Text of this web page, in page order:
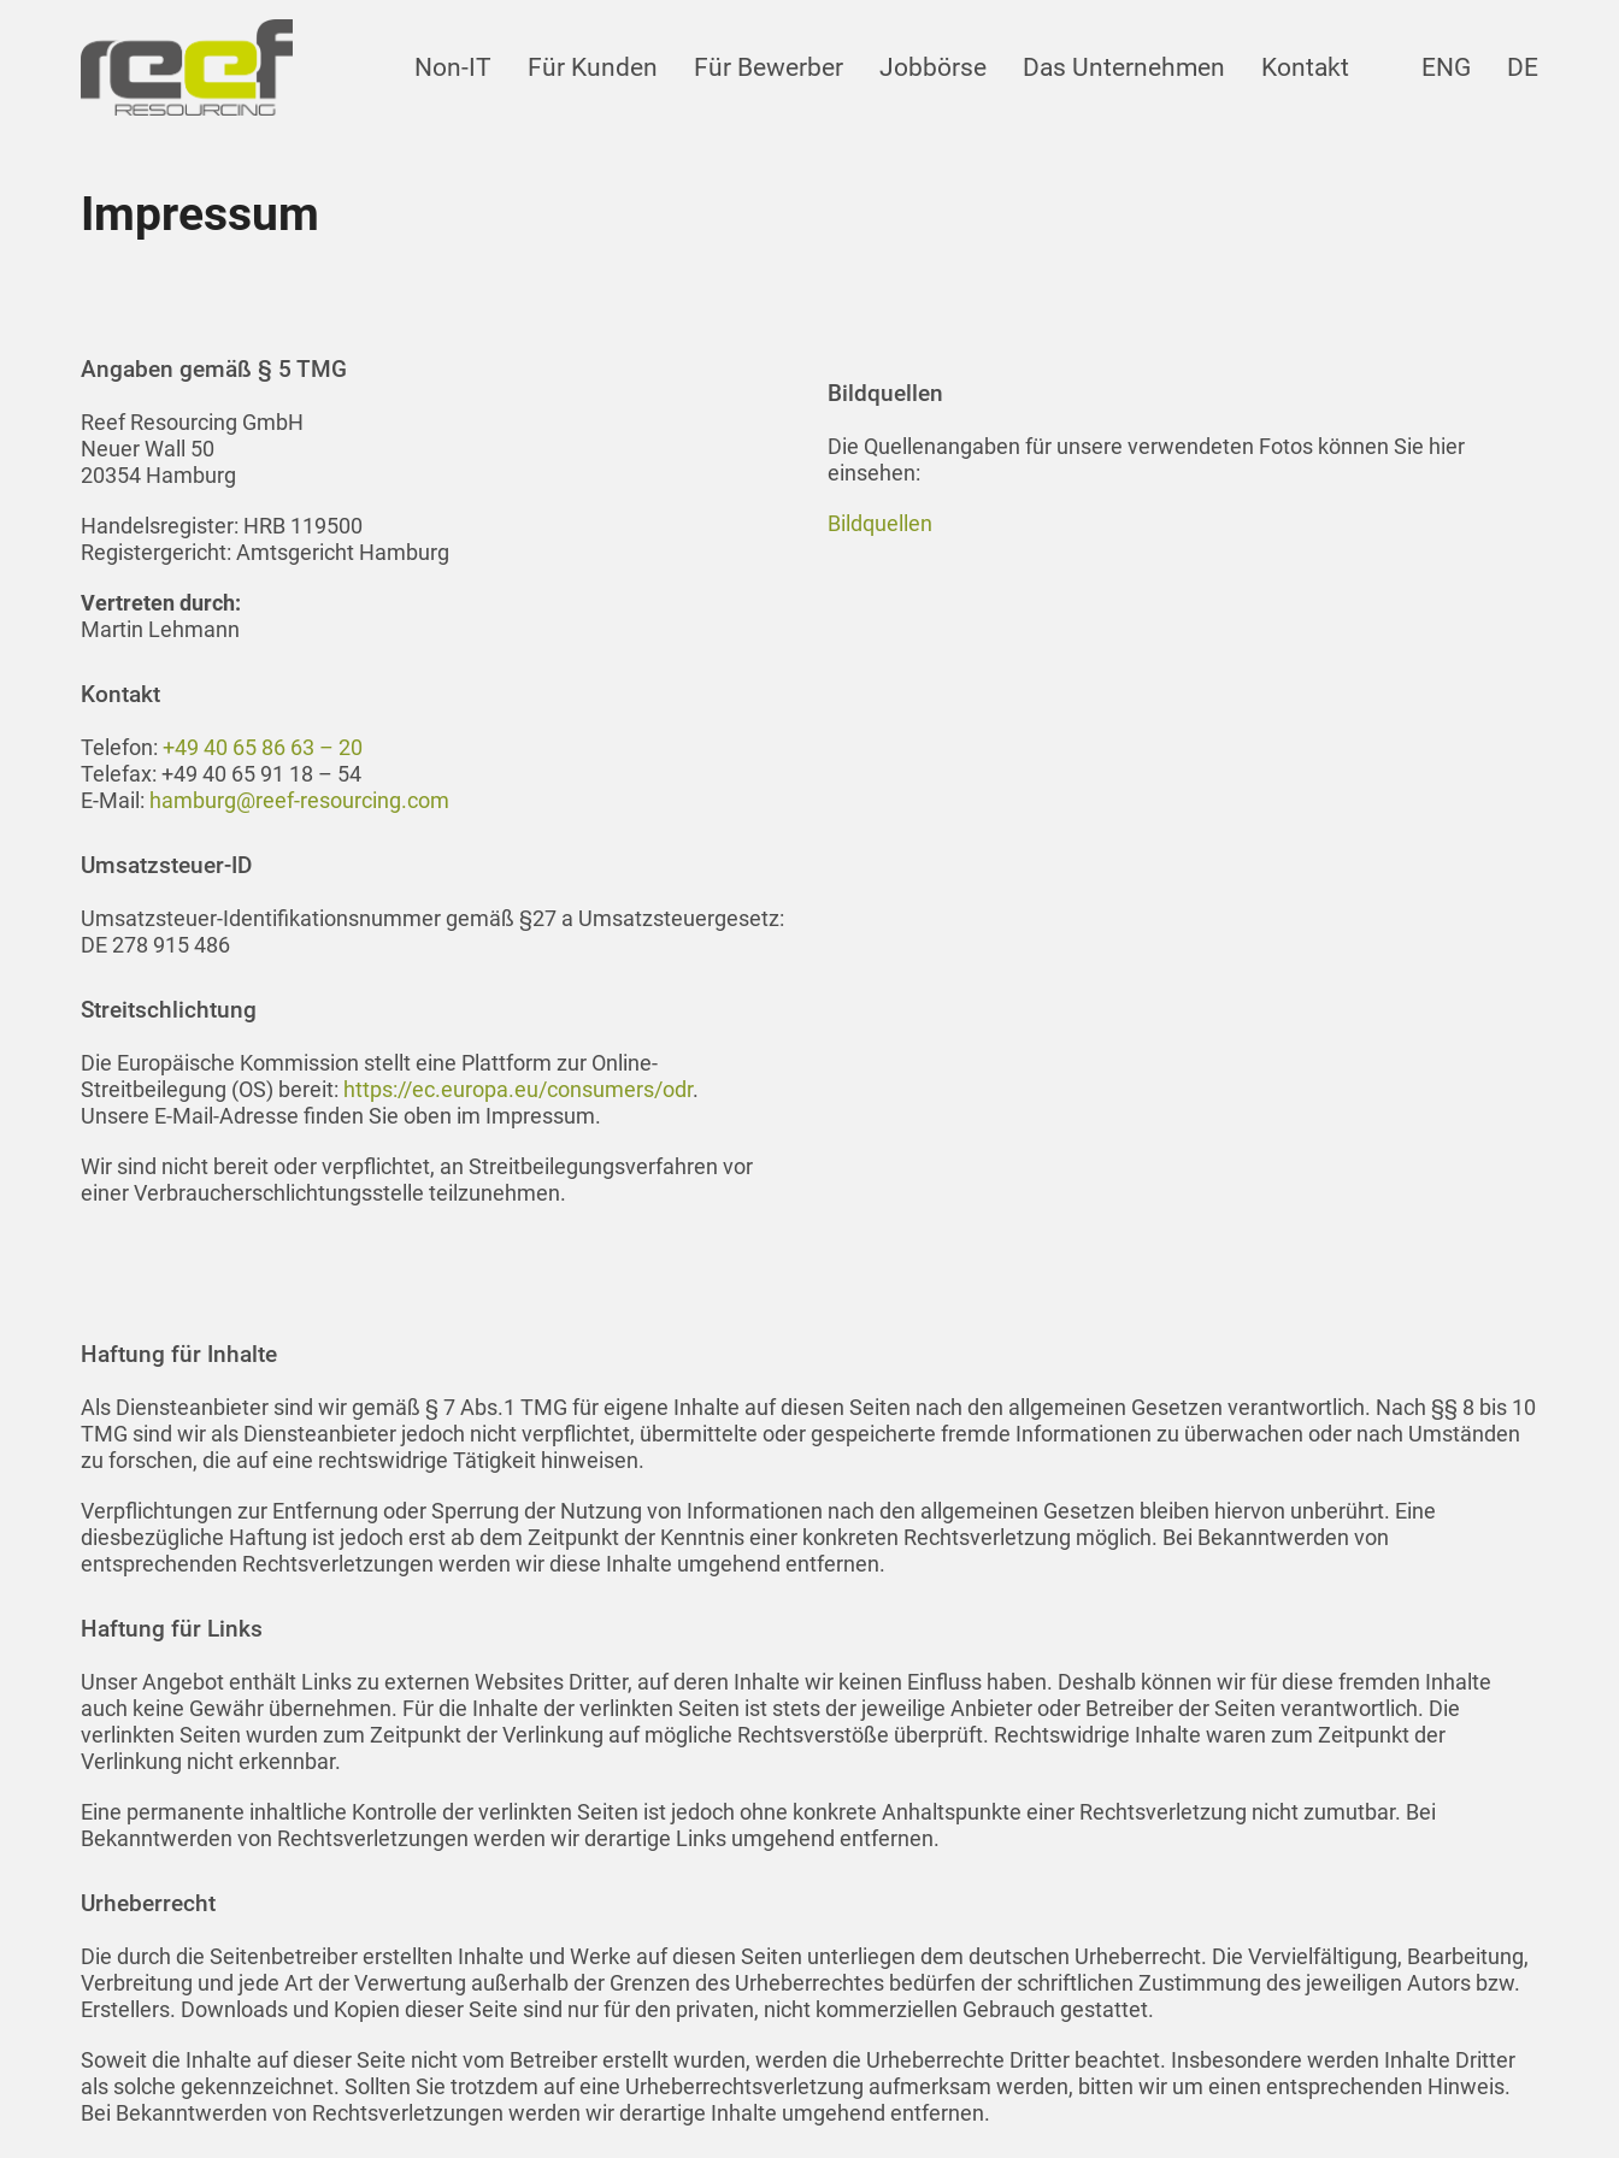
Non-IT Für Kunden Für Bewerber Jobbörse Das Unternehmen Kontakt ENG DE
Impressum
Angaben gemäß § 5 TMG
Reef Resourcing GmbH
Neuer Wall 50
20354 Hamburg
Handelsregister: HRB 119500
Registergericht: Amtsgericht Hamburg
Vertreten durch:
Martin Lehmann
Kontakt
Telefon:+49 40 65 86 63 – 20
Telefax: +49 40 65 91 18 – 54
E-Mail: hamburg@reef-resourcing.com
Umsatzsteuer-ID
Umsatzsteuer-Identifikationsnummer gemäß §27 a Umsatzsteuergesetz:
DE 278 915 486
Streitschlichtung
Die Europäische Kommission stellt eine Plattform zur Online-
Streitbeilegung (OS) bereit: https://ec.europa.eu/consumers/odr.
Unsere E-Mail-Adresse finden Sie oben im Impressum.
Wir sind nicht bereit oder verpflichtet, an Streitbeilegungsverfahren vor
einer Verbraucherschlichtungsstelle teilzunehmen.
Bildquellen
Die Quellenangaben für unsere verwendeten Fotos können Sie hier
einsehen:
Bildquellen
Haftung für Inhalte
Als Diensteanbieter sind wir gemäß § 7 Abs.1 TMG für eigene Inhalte auf diesen Seiten nach den allgemeinen Gesetzen verantwortlich. Nach §§ 8 bis 10
TMG sind wir als Diensteanbieter jedoch nicht verpflichtet, übermittelte oder gespeicherte fremde Informationen zu überwachen oder nach Umständen
zu forschen, die auf eine rechtswidrige Tätigkeit hinweisen.
Verpflichtungen zur Entfernung oder Sperrung der Nutzung von Informationen nach den allgemeinen Gesetzen bleiben hiervon unberührt. Eine
diesbezügliche Haftung ist jedoch erst ab dem Zeitpunkt der Kenntnis einer konkreten Rechtsverletzung möglich. Bei Bekanntwerden von
entsprechenden Rechtsverletzungen werden wir diese Inhalte umgehend entfernen.
Haftung für Links
Unser Angebot enthält Links zu externen Websites Dritter, auf deren Inhalte wir keinen Einfluss haben. Deshalb können wir für diese fremden Inhalte
auch keine Gewähr übernehmen. Für die Inhalte der verlinkten Seiten ist stets der jeweilige Anbieter oder Betreiber der Seiten verantwortlich. Die
verlinkten Seiten wurden zum Zeitpunkt der Verlinkung auf mögliche Rechtsverstöße überprüft. Rechtswidrige Inhalte waren zum Zeitpunkt der
Verlinkung nicht erkennbar.
Eine permanente inhaltliche Kontrolle der verlinkten Seiten ist jedoch ohne konkrete Anhaltspunkte einer Rechtsverletzung nicht zumutbar. Bei
Bekanntwerden von Rechtsverletzungen werden wir derartige Links umgehend entfernen.
Urheberrecht
Die durch die Seitenbetreiber erstellten Inhalte und Werke auf diesen Seiten unterliegen dem deutschen Urheberrecht. Die Vervielfältigung, Bearbeitung,
Verbreitung und jede Art der Verwertung außerhalb der Grenzen des Urheberrechtes bedürfen der schriftlichen Zustimmung des jeweiligen Autors bzw.
Erstellers. Downloads und Kopien dieser Seite sind nur für den privaten, nicht kommerziellen Gebrauch gestattet.
Soweit die Inhalte auf dieser Seite nicht vom Betreiber erstellt wurden, werden die Urheberrechte Dritter beachtet. Insbesondere werden Inhalte Dritter
als solche gekennzeichnet. Sollten Sie trotzdem auf eine Urheberrechtsverletzung aufmerksam werden, bitten wir um einen entsprechenden Hinweis.
Bei Bekanntwerden von Rechtsverletzungen werden wir derartige Inhalte umgehend entfernen.